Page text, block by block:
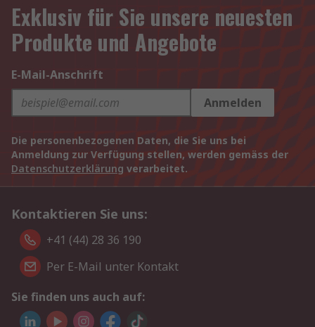
Exklusiv für Sie unsere neuesten
Produkte und Angebote
E-Mail-Anschrift
Anmelden
Die personenbezogenen Daten, die Sie uns bei
Anmeldung zur Verfügung stellen, werden gemäss der
Datenschutzerklärung verarbeitet.
Kontaktieren Sie uns:
+41 (44) 28 36 190
Per E-Mail unter Kontakt
Sie finden uns auch auf: